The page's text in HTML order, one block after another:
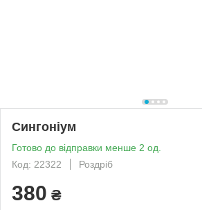
Сингоніум
Готово до відправки менше 2 од.
Код: 22322
Роздріб
380 ₴